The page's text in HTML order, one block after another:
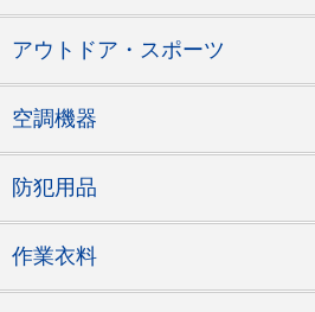
アウトドア・スポーツ
空調機器
防犯用品
作業衣料